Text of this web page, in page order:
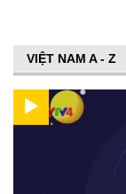
VIỆT NAM A - Z